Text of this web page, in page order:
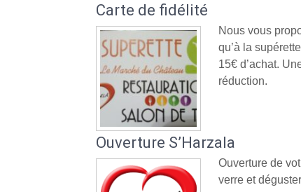
Carte de fidélité
Nous vous
qu’à la
15€ d’achat.
réduction.
Ouverture S’Harzala
Ouverture de
verre et